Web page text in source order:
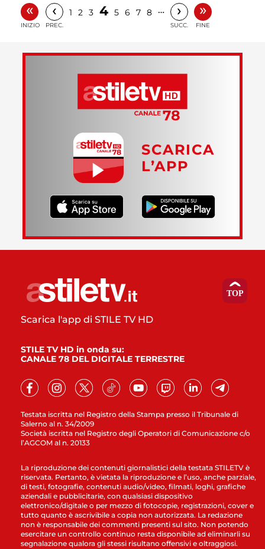
«
INIZIO
‹
PREC.
1 2 3 4 5 6 7 8 … ›
SUCC.
»
FINE
SCARICA
L’APP
Testata iscritta nel Registro della Stampa presso il Tribunale di
Salerno al n. 34/2009
Società iscritta nel Registro degli Operatori di Comunicazione c/o
l’AGCOM al n. 20133
Scarica l'app di STILE TV HD
STILE TV HD in onda su:
CANALE 78 DEL DIGITALE TERRESTRE
La riproduzione dei contenuti giornalistici della testata STILETV è
riservata. Pertanto, è vietata la riproduzione e l’uso, anche parziale,
di testi, fotografie, contenuti audio/video, filmati, loghi, grafiche
aziendali e pubblicitarie, con qualsiasi dispositivo
elettronico/digitale o per mezzo di fotocopie, registrazioni, cover e
tutto quanto è ascrivibile a copia non autorizzata. La redazione
non è responsabile dei commenti presenti sul sito. Non potendo
esercitare un controllo continuo resta disponibile ad eliminarli su
segnalazione qualora gli stessi risultano offensivi e oltraggiosi.